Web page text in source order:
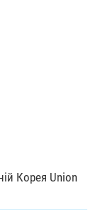
Корея Union